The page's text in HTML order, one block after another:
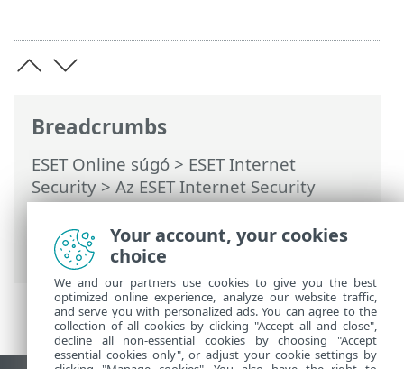
Breadcrumbs
ESET Online súgó > ESET Internet
Security>Az ESET Internet Security
használata>Beállítások>Biztonsági
eszközök
> Böngészőképernyő-védelem
állapota
Your account, your cookies
choice
We and our partners use cookies to give you the best
optimized online experience, analyze our website traffic,
and serve you with personalized ads. You can agree to the
collection of all cookies by clicking "Accept all and close",
decline all non-essential cookies by choosing "Accept
essential cookies only", or adjust your cookie settings by